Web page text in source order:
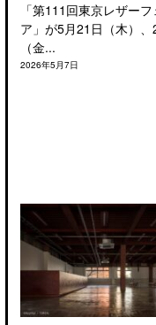
「第111回東京レザーフ
ア」が5月21日（木）、
（金...
2026年5月7日